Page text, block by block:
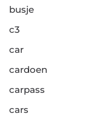
busje
c3
car
cardoen
carpass
cars